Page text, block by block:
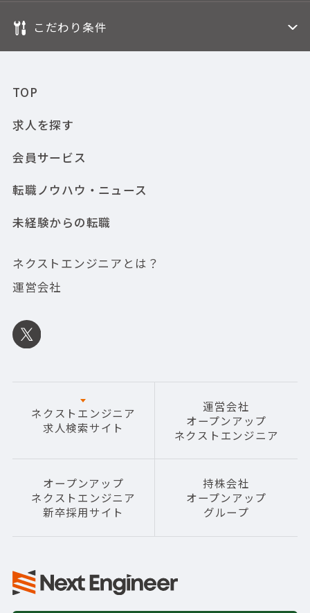
こだわり条件
TOP
求人を探す
会員サービス
転職ノウハウ・ニュース
未経験からの転職
ネクストエンジニアとは？
運営会社
ネクストエンジニア
求人検索サイト
運営会社
オープンアップ
ネクストエンジニア
オープンアップ
ネクストエンジニア
新卒採用サイト
持株会社
オープンアップ
グループ